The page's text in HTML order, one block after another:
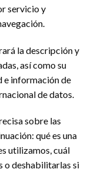
servicio y
la descripción y
así como su
e información de
de datos.
sobre las
qué es una
utilizamos, cuál
o deshabilitarlas si